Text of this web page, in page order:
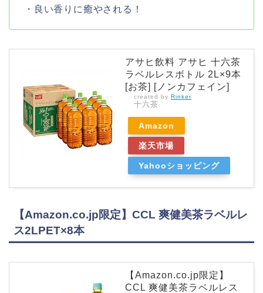
・良い香りに癒やされる！
アサヒ飲料 アサヒ 十六茶
ラベルレスボトル 2L×9本
[お茶] [ノンカフェイン]
created by Rinker
十六茶
Amazon
楽天市場
Yahooショッピング
【Amazon.co.jp限定】CCL 爽健美茶ラベルレ
ス2LPET×8本
【Amazon.co.jp限定】
CCL 爽健美茶ラベルレス